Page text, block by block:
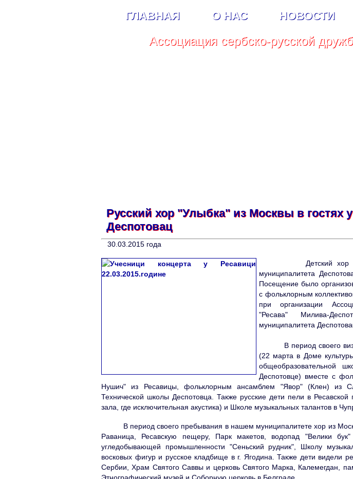
ГЛАВНАЯ О НАС НОВОСТИ
Ассоциация сербскo-русскoй
Русский хор "Улыбка" из Москвы в гостях
Деспотовац
30.03.2015 годa
Детский хор
муниципалитета
Посещение было
с фольклорным
при организации
"Ресава" Милива-
муниципалитета
В период своего
(22 марта в Доме
общеобразовательной
Деспотовце) вместе с
Нушич" из Ресавицы, фольклорным ансамблем "Явор" (Клен) из
Технической школы Деспотовца. Также русские дети пели в
зала, где исключительная акустика) и Школе музыкальных талантов в
В период своего пребывания в нашем муниципалитете хор из
Раваница, Ресавскую пещеру, Парк макетов, водопад "Велики
угледобывающей промышленности "Сеньский рудник", Школу
восковых фигур и русское кладбище в г. Ягодина. Также дети видели
Сербии, Храм Святого Саввы и церковь Святого Марка, Калемегдан,
Этнографический музей и Соборную церковь в Белграде.